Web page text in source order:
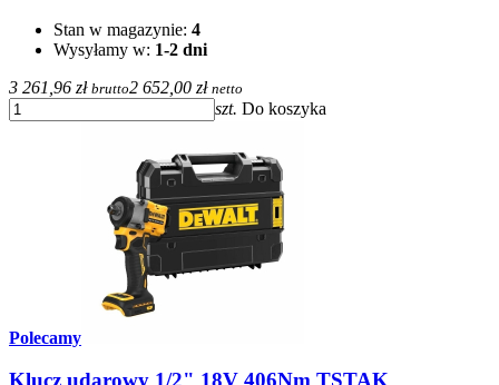
Stan w magazynie: 4
Wysyłamy w: 1-2 dni
3 261,96 zł brutto2 652,00 zł netto
szt. Do koszyka
Polecamy
Klucz udarowy 1/2" 18V 406Nm TSTAK